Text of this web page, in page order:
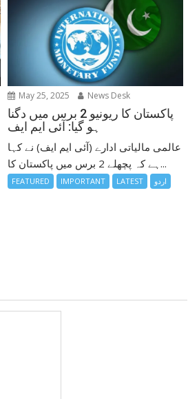
May 25, 2025 News Desk
پاکستان کا ریونیو 2 برس میں دگنا
ہو گیا: آئی ایم ایف
عالمی مالیاتی ادارے (آئی ایم ایف) نے کہا
ہے کہ پچھلے 2 برس میں پاکستان کا...
FEATURED IMPORTANT LATEST اردو